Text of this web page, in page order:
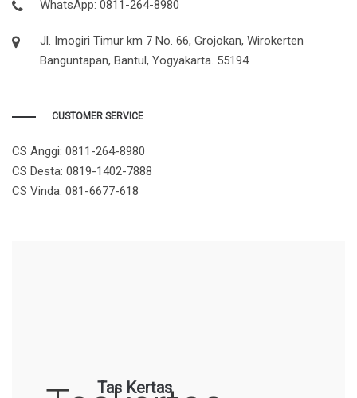
WhatsApp: 0811-264-8980
Jl. Imogiri Timur km 7 No. 66, Grojokan, Wirokerten
Banguntapan, Bantul, Yogyakarta. 55194
CUSTOMER SERVICE
CS Anggi: 0811-264-8980
CS Desta: 0819-1402-7888
CS Vinda: 081-6677-618
Tas Kertas